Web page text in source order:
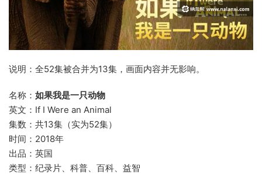
说明：全52集被合并为13集，画面内容并无影响。
名称： 如果我是一只动物
英文：If I Were an Animal
集数：共13集（实为52集）
时间：2018年
出品：英国
类型：纪录片、科普、百科、益智